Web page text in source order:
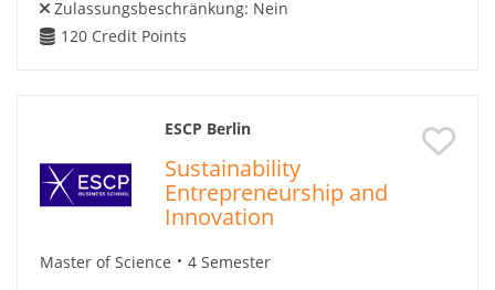
Zulassungsbeschränkung: Nein
120 Credit Points
ESCP Berlin
Sustainability
Entrepreneurship and
Innovation
Master of Science
4 Semester